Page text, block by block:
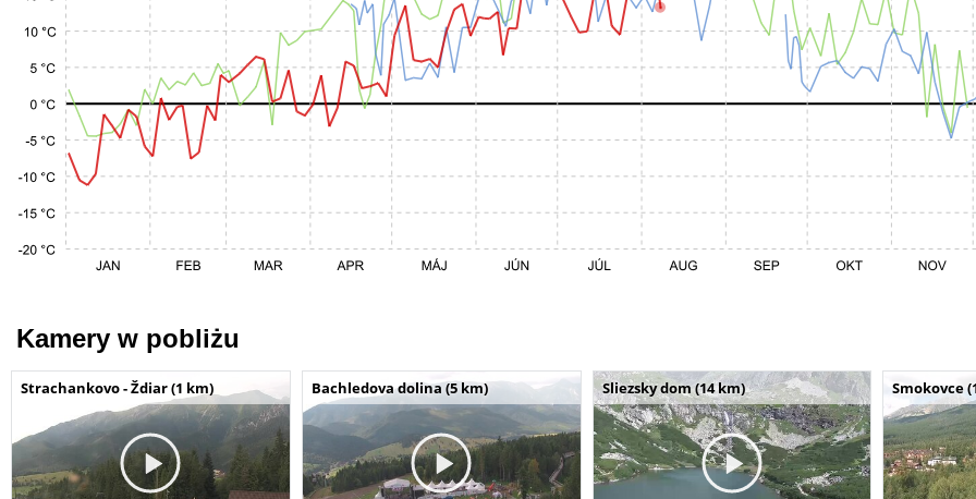
Kamery w pobliżu
Strachankovo - Ždiar (1 km) Bachledova dolina (5 km) Sliezsky dom (14 km) Smokovce